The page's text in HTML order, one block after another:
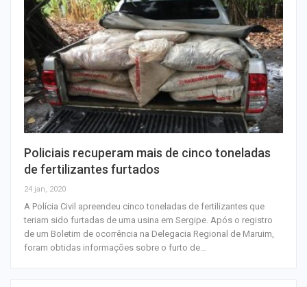
Policiais recuperam mais de cinco toneladas
de fertilizantes furtados
24 jan, 2020
A Polícia Civil apreendeu cinco toneladas de fertilizantes que
teriam sido furtadas de uma usina em Sergipe. Após o registro
de um Boletim de ocorrência na Delegacia Regional de Maruim,
foram obtidas informações sobre o furto de…